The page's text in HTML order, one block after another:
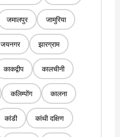
जमालपुर जामुरिया
जयनगर झारग्राम
काकद्वीप कालचीनी
कलिम्पोंग कालना
कांडी कांथी दक्षिण